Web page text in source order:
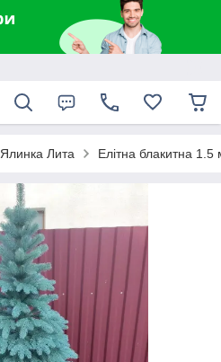
Ялинка Лита Елітна блакитна